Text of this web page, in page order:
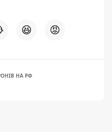
😆 😡
НА РФ